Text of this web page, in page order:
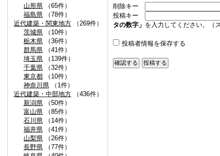
山形県 （65件）
福島県 （78件）
近代建築・関東地方 （269件）
茨城県 （10件）
栃木県 （36件）
群馬県 （41件）
埼玉県 （139件）
千葉県 （32件）
東京都 （10件）
神奈川県 （1件）
近代建築・中部地方 （436件）
新潟県 （50件）
富山県 （85件）
石川県 （14件）
福井県 （41件）
山梨県 （26件）
長野県 （77件）
削除キー
投稿キー
タの数字」 を入力してください。（
投稿者情報を保存する